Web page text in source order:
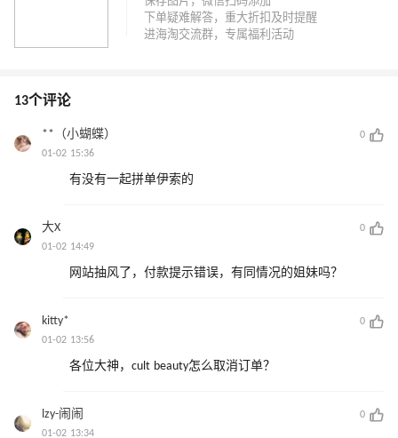
13个评论
**（小蝴蝶）
0
01-02 15:36
有没有一起拼单伊索的
大X
0
01-02 14:49
网站抽风了，付款提示错误，有同情况的姐妹吗？
kitty*
0
01-02 13:56
各位大神，cult beauty怎么取消订单？
lzy-闹闹
0
01-02 13:34